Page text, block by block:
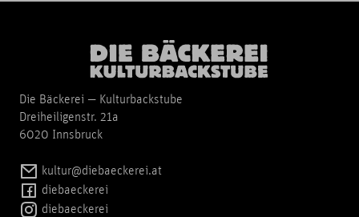
Die Bäckerei — Kulturbackstube
Dreiheiligenstr. 21a
6020 Innsbruck
kultur@diebaeckerei.at
diebaeckerei
diebaeckerei